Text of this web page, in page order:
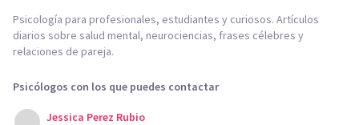
Psicología para profesionales, estudiantes y curiosos. Artículos
diarios sobre salud mental, neurociencias, frases célebres y
relaciones de pareja.
Psicólogos con los que puedes contactar
Jessica Perez Rubio